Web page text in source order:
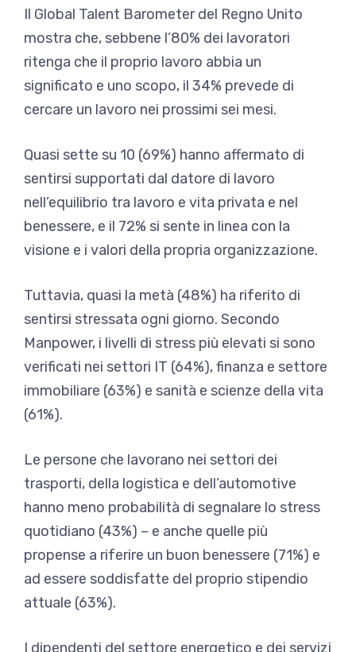
Il Global Talent Barometer del Regno Unito
mostra che, sebbene l’80% dei lavoratori
ritenga che il proprio lavoro abbia un
significato e uno scopo, il 34% prevede di
cercare un lavoro nei prossimi sei mesi.
Quasi sette su 10 (69%) hanno affermato di
sentirsi supportati dal datore di lavoro
nell’equilibrio tra lavoro e vita privata e nel
benessere, e il 72% si sente in linea con la
visione e i valori della propria organizzazione.
Tuttavia, quasi la metà (48%) ha riferito di
sentirsi stressata ogni giorno. Secondo
Manpower, i livelli di stress più elevati si sono
verificati nei settori IT (64%), finanza e settore
immobiliare (63%) e sanità e scienze della vita
(61%).
Le persone che lavorano nei settori dei
trasporti, della logistica e dell’automotive
hanno meno probabilità di segnalare lo stress
quotidiano (43%) – e anche quelle più
propense a riferire un buon benessere (71%) e
ad essere soddisfatte del proprio stipendio
attuale (63%).
I dipendenti del settore energetico e dei servizi